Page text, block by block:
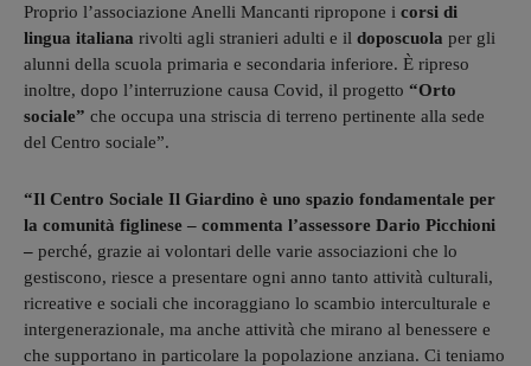
Proprio l’associazione Anelli Mancanti ripropone i corsi di
lingua italiana rivolti agli stranieri adulti e il doposcuola per gli
alunni della scuola primaria e secondaria inferiore. È ripreso
inoltre, dopo l’interruzione causa Covid, il progetto “Orto
sociale” che occupa una striscia di terreno pertinente alla sede
del Centro sociale”.
“Il Centro Sociale Il Giardino è uno spazio fondamentale per
la comunità figlinese – commenta l’assessore Dario Picchioni
– perché, grazie ai volontari delle varie associazioni che lo
gestiscono, riesce a presentare ogni anno tanto attività culturali,
ricreative e sociali che incoraggiano lo scambio interculturale e
intergenerazionale, ma anche attività che mirano al benessere e
che supportano in particolare la popolazione anziana. Ci teniamo